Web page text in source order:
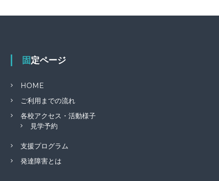
固定ページ
HOME
ご利用までの流れ
各校アクセス・活動様子
見学予約
支援プログラム
発達障害とは